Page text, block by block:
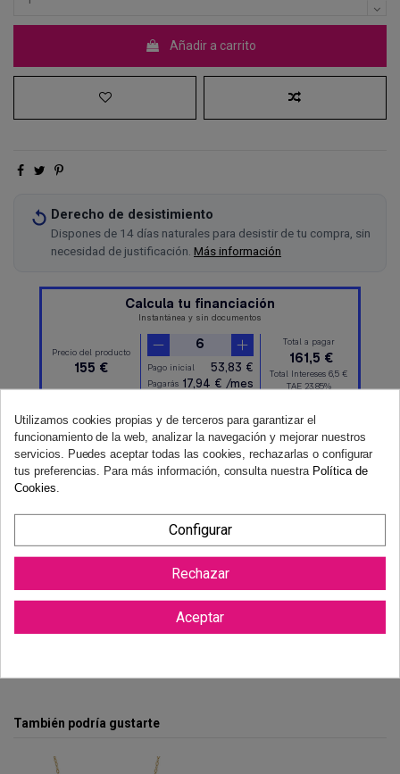
Añadir a carrito
Derecho de desistimiento
Dispones de 14 días naturales para desistir de tu compra, sin
necesidad de justificación. Más información
Reviews (0)
También podría gustarte
Utilizamos cookies propias y de terceros para garantizar el
funcionamiento de la web, analizar la navegación y mejorar nuestros
servicios. Puedes aceptar todas las cookies, rechazarlas o configurar
tus preferencias. Para más información, consulta nuestra Política de
Cookies
Configurar
Rechazar
Aceptar